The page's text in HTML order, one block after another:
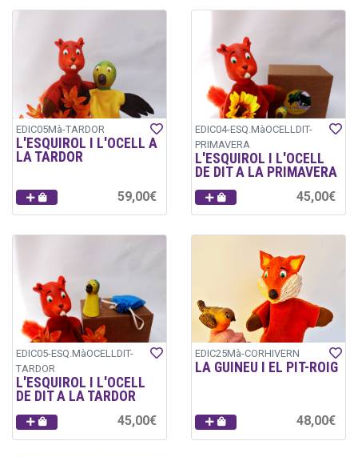
EDIC05Mà-TARDOR
L'ESQUIROL I L'OCELL A
LA TARDOR
59,00€
EDIC04-ESQ.MàOCELLDIT-
PRIMAVERA
L'ESQUIROL I L'OCELL
DE DIT A LA PRIMAVERA
45,00€
EDIC05-ESQ.MàOCELLDIT-
TARDOR
L'ESQUIROL I L'OCELL
DE DIT A LA TARDOR
45,00€
EDIC25Mà-CORHIVERN
LA GUINEU I EL PIT-ROIG
48,00€